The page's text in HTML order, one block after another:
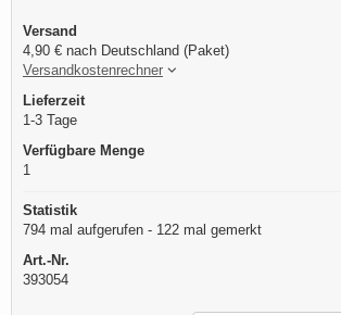
Versand
4,90 € nach Deutschland (Paket)
Versandkostenrechner
Lieferzeit
1-3 Tage
Verfügbare Menge
1
Statistik
794 mal aufgerufen - 122 mal gemerkt
Art.-Nr.
393054